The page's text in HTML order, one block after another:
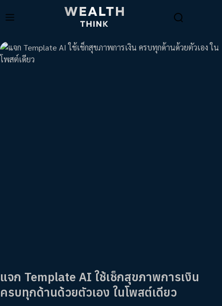
แจก Template AI ใช้เช็กสุขภาพการเงิน
ครบทุกด้านด้วยตัวเอง ในโพสต์เดียว